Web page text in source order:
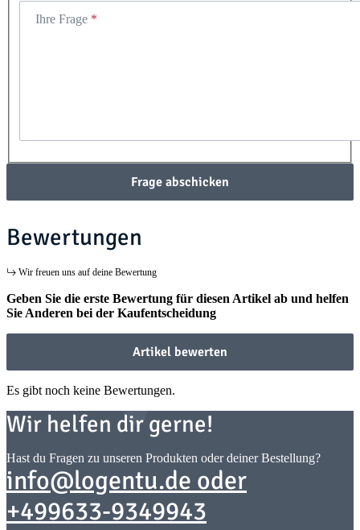
Ihre Frage
Frage abschicken
Bewertungen
Wir freuen uns auf deine Bewertung
Geben Sie die erste Bewertung für diesen Artikel ab und helfen
Sie Anderen bei der Kaufentscheidung
Artikel bewerten
Es gibt noch keine Bewertungen.
Wir helfen dir gerne!
Hast du Fragen zu unseren Produkten oder deiner Bestellung?
info@logentu.de oder
+499633-9349943